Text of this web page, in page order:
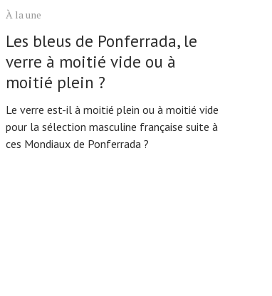
À la une
Les bleus de Ponferrada, le
verre à moitié vide ou à
moitié plein ?
Le verre est-il à moitié plein ou à moitié vide
pour la sélection masculine française suite à
ces Mondiaux de Ponferrada ?